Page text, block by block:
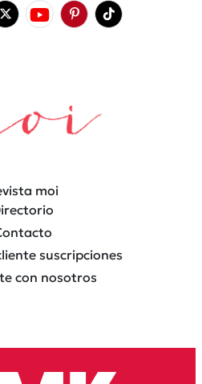
moi
suscripciones
con nosotros